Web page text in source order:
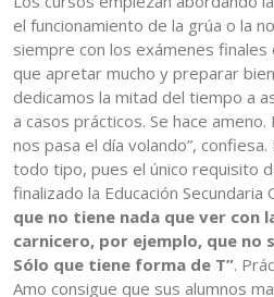
el funcionamiento de la grúa o la
siempre con los exámenes finales
que apretar mucho y preparar
dedicamos la mitad del tiempo a
a casos prácticos. Se hace
nos pasa el día volando”,
todo tipo, pues el único requisito
finalizado la Educación Secundaria
que no tiene nada que ver con
carnicero, por ejemplo, que no
Sólo que tiene forma de T”.
Amo consigue que sus alumnos